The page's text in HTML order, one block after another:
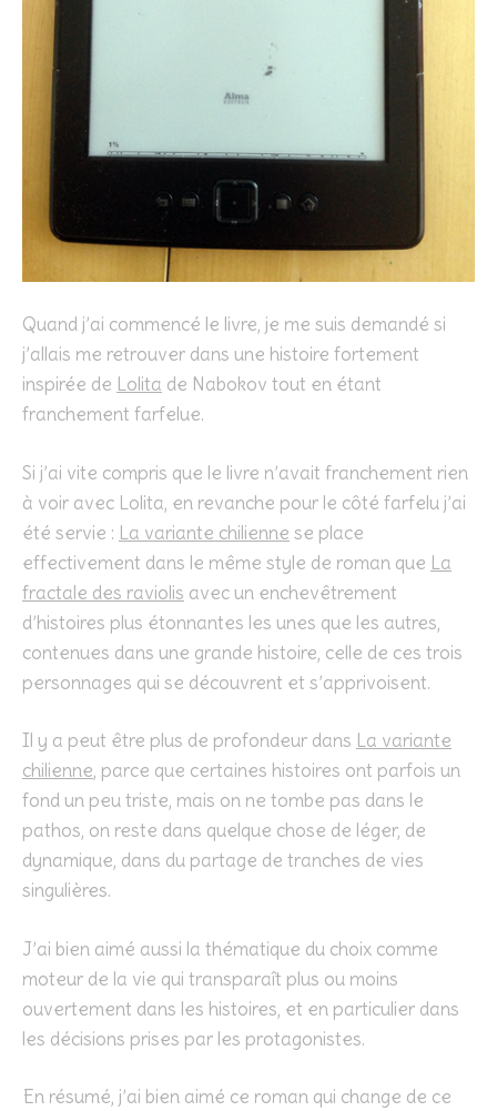
Quand j’ai commencé le livre, je me suis demandé si
j’allais me retrouver dans une histoire fortement
inspirée de Lolita de Nabokov tout en étant
franchement farfelue.
Si j’ai vite compris que le livre n’avait franchement rien
à voir avec Lolita, en revanche pour le côté farfelu j’ai
été servie : La variante chilienne se place
effectivement dans le même style de roman que La
fractale des raviolis avec un enchevêtrement
d’histoires plus étonnantes les unes que les autres,
contenues dans une grande histoire, celle de ces trois
personnages qui se découvrent et s’apprivoisent.
Il y a peut être plus de profondeur dans La variante
chilienne, parce que certaines histoires ont parfois un
fond un peu triste, mais on ne tombe pas dans le
pathos, on reste dans quelque chose de léger, de
dynamique, dans du partage de tranches de vies
singulières.
J’ai bien aimé aussi la thématique du choix comme
moteur de la vie qui transparaît plus ou moins
ouvertement dans les histoires, et en particulier dans
les décisions prises par les protagonistes.
En résumé, j’ai bien aimé ce roman qui change de ce